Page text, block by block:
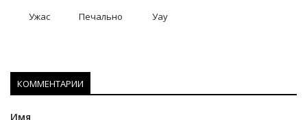
Ужас Печально Уау
КОММЕНТАРИИ
Имя